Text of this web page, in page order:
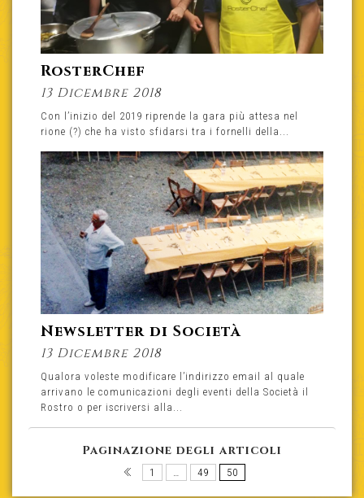
RosterChef
13 Dicembre 2018
Con l’inizio del 2019 riprende la gara più attesa nel
rione (?) che ha visto sfidarsi tra i fornelli della...
Newsletter di Società
13 Dicembre 2018
Qualora voleste modificare l’indirizzo email al quale
arrivano le comunicazioni degli eventi della Società il
Rostro o per iscriversi alla...
Paginazione degli articoli
1 … 49 50